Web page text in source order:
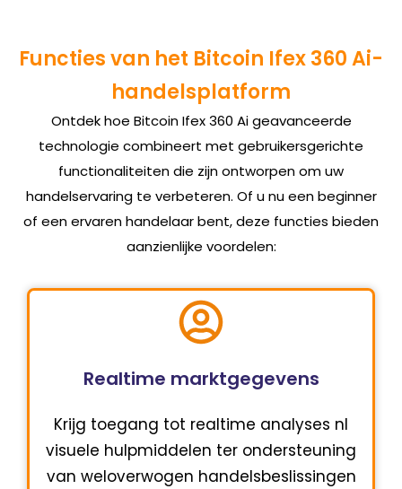
Functies van het Bitcoin Ifex 360 Ai-
handelsplatform
Ontdek hoe Bitcoin Ifex 360 Ai geavanceerde
technologie combineert met gebruikersgerichte
functionaliteiten die zijn ontworpen om uw
handelservaring te verbeteren. Of u nu een beginner
of een ervaren handelaar bent, deze functies bieden
aanzienlijke voordelen:
Realtime marktgegevens
Krijg toegang tot realtime analyses nl
visuele hulpmiddelen ter ondersteuning
van weloverwogen handelsbeslissingen